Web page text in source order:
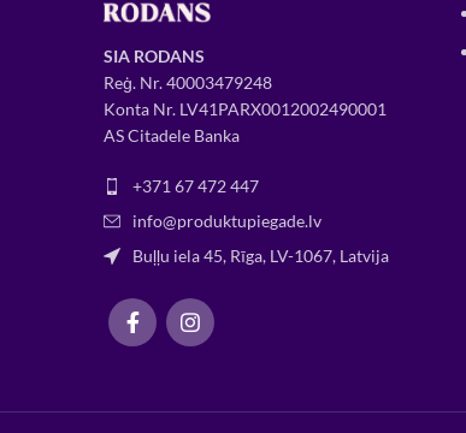
SIA RODANS
Reģ. Nr.40003479248
Konta Nr. LV41PARX0012002490001
AS Citadele Banka
+371 67 472 447
info@produktupiegade.lv
Buļļu iela 45, Rīga, LV-1067, Latvija